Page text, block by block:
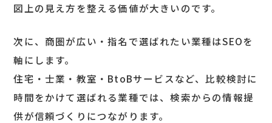
図上の見え方を整える価値が大きいのです。
次に、商圏が広い・指名で選ばれたい業種はSEOを
軸にします。
住宅・士業・教室・BtoBサービスなど、比較検討に
時間をかけて選ばれる業種では、検索からの情報提
供が信頼づくりにつながります。